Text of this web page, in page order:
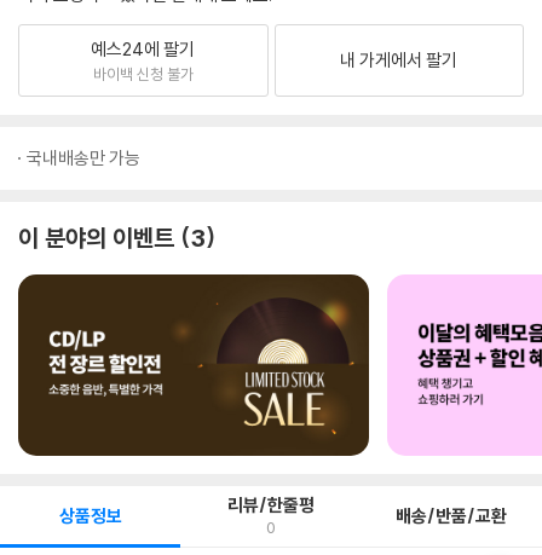
예스24에 팔기
바이백 신청 불가
내 가게에서 팔기
국내배송만 가능
이 분야의 이벤트 3
상품정보 리뷰/한줄평
0 배송/반품/교환